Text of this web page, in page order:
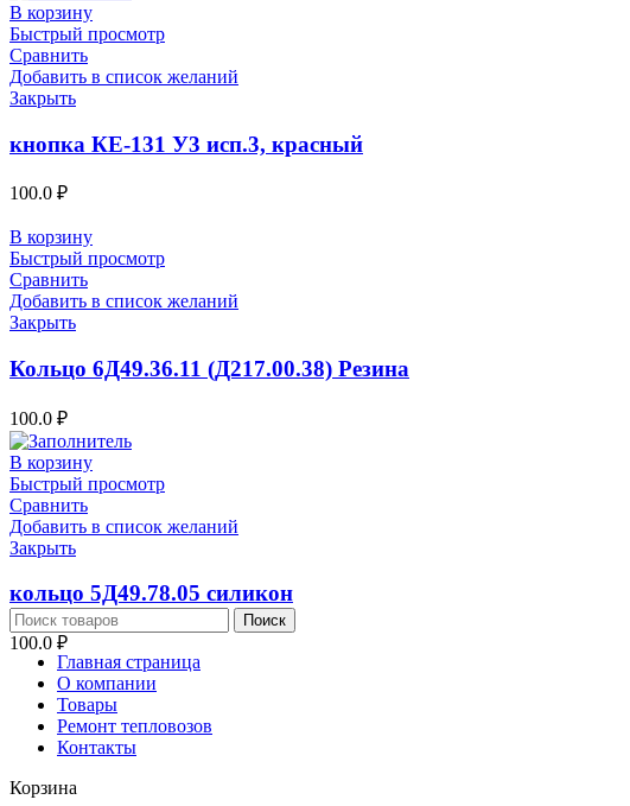
В корзину
Быстрый просмотр
Сравнить
Добавить в список желаний
Закрыть
кнопка КЕ-131 У3 исп.3, красный
100.0 ₽
В корзину
Быстрый просмотр
Сравнить
Добавить в список желаний
Закрыть
Кольцо 6Д49.36.11 (Д217.00.38) Резина
100.0 ₽
В корзину
Быстрый просмотр
Сравнить
Добавить в список желаний
Закрыть
кольцо 5Д49.78.05 силикон
100.0 ₽
Поиск
Главная страница
О компании
Товары
Ремонт тепловозов
Контакты
Корзина